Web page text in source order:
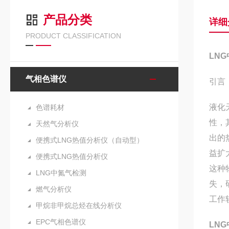
产品分类
PRODUCT CLASSIFICATION
气相色谱仪
色谱耗材
天然气分析仪
便携式LNG热值分析仪（自动型）
便携式LNG热值分析仪
LNG中氮气检测
燃气分析仪
甲烷非甲烷总烃在线分析仪
EPC气相色谱仪
详
LNG
引言
液化
性，
出的
益扩
这种
失，
工作
LNG